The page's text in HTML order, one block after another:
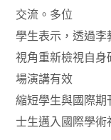
交流。多位
學生表示，透過李
視角重新檢視自身
場演講有效
縮短學生與國際期
士生邁入國際學術